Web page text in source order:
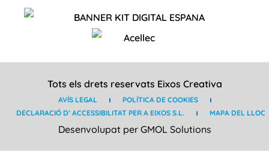
Tots els drets reservats Eixos Creativa
AVÍS LEGAL
POLÍTICA DE COOKIES
DECLARACIÓ D’ ACCESSIBILITAT PER A EIXOS S.L.
MAPA DEL LLOC
Desenvolupat per GMOL Solutions